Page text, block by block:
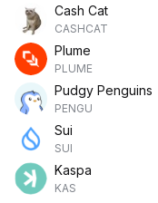
Cash Cat
CASHCAT
Plume
PLUME
Pudgy Penguins
PENGU
Sui
SUI
Kaspa
KAS